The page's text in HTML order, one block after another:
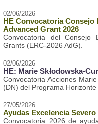
02/06/2026
HE Convocatoria
Advanced Grant 2026
Convocatoria del Consejo
Grants (ERC-2026 AdG).
02/06/2026
HE: Marie Skłodowska-
Convocatoria Acciones
(DN) del Programa
27/05/2026
Ayudas Excelencia
Convocatoria 2026 de